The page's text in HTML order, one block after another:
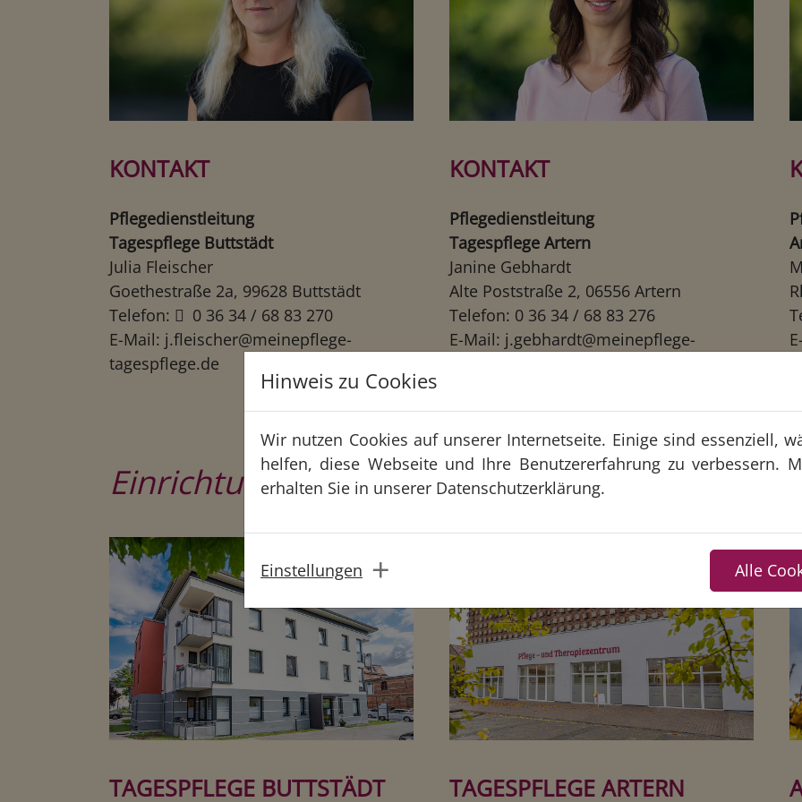
KONTAKT
Pflegedienstleitung
Tagespflege Buttstädt
Julia Fleischer
Goethestraße 2a, 99628 Buttstädt
Telefon:
0 36 34 / 68 83 270
E-Mail: j.fleischer@meinepflege-
tagespflege.de
KONTAKT
Pflegedienstleitung
Tagespflege Artern
Janine Gebhardt
Alte Poststraße 2, 06556 Artern
Telefon: 0 36 34 / 68 83 276
E-Mail: j.gebhardt@meinepflege-
Einrichtungen
TAGESPFLEGE BUTTSTÄDT TAGESPFLEGE ARTERN
Hinweis zu Cookies
Wir nutzen Cookies auf unserer Internetseite. Einige sind essenziell,
helfen, diese Webseite und Ihre Benutzererfahrung zu verbessern.
erhalten Sie in unserer Datenschutzerklärung.
Einstellungen Alle